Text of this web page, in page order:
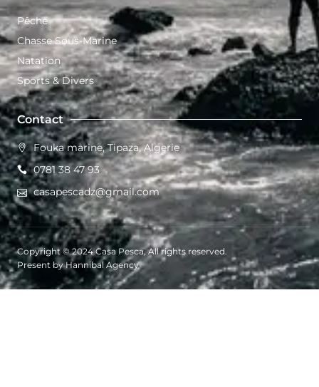
Pêche
Chasse Sous-Marine
Natation
Sports & Divers
Contact
Fouka marine, Tipaza, Algerie
0781 38 47 93
casapescadz@gmail.com
Copyright © 2024 Casa Pesca, All rights reserved.
Present by Hannibal Agency